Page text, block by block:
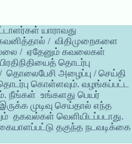
யாராவது
/ விதிமுறைகளை
/ ஏதேனும் கவலைகள்
தொடர்பு
அழைப்பு / செய்தி
கொள்ளவும். வழங்கப்பட்ட
நீங்கள் உங்களது பெயர்
முடிவு செய்தால் எந்த
தகவல்கள் வெளியிடப்படாது.
தகுந்த நடவடிக்கை